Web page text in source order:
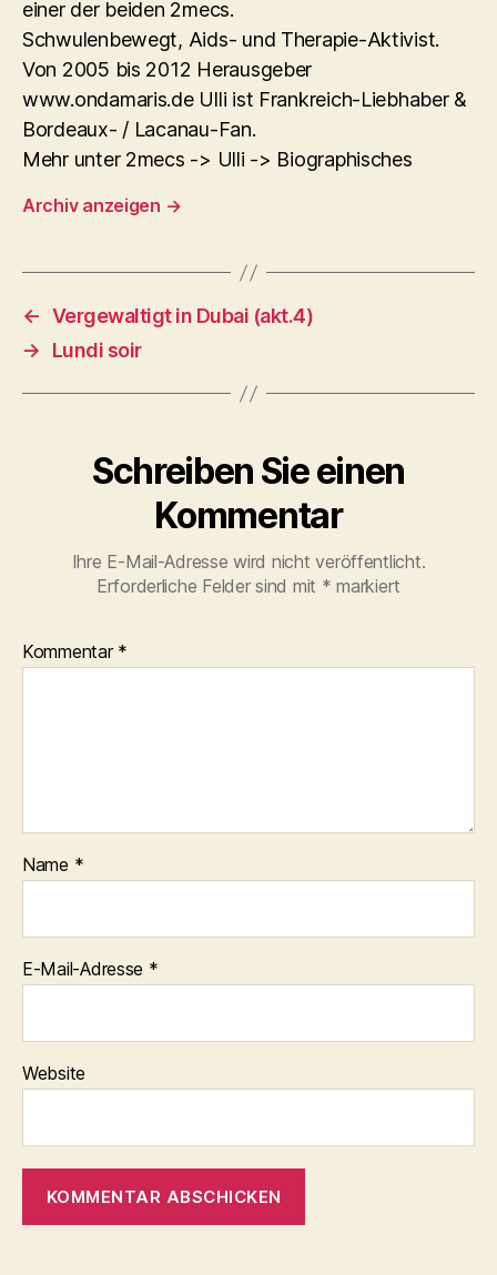
einer der beiden 2mecs.
Schwulenbewegt, Aids- und Therapie-Aktivist.
Von 2005 bis 2012 Herausgeber
www.ondamaris.de Ulli ist Frankreich-Liebhaber &
Bordeaux- / Lacanau-Fan.
Mehr unter 2mecs -> Ulli -> Biographisches
Archiv anzeigen →
← Vergewaltigt in Dubai (akt.4)
→
Lundi soir
Schreiben Sie einen
Kommentar
Ihre E-Mail-Adresse wird nicht veröffentlicht.
Erforderliche Felder sind mit * markiert
Kommentar *
Name *
E-Mail-Adresse *
Website